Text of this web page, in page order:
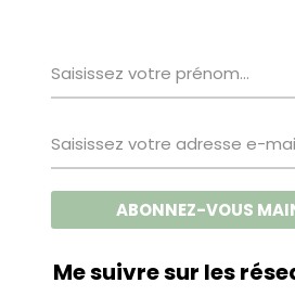
Me suivre sur les